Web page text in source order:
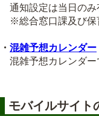
通知設定は当日のみ
※総合窓口課及び保
・ 混雑予想カレンダー
混雑予想カレンダー
モバイルサイト